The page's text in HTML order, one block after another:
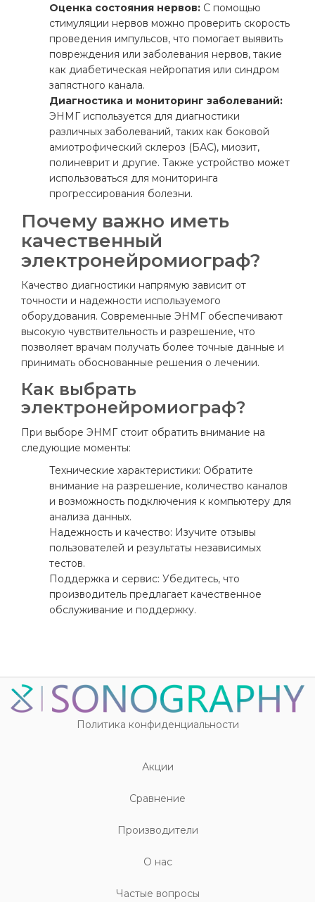
Оценка состояния нервов: С помощью
стимуляции нервов можно проверить скорость
проведения импульсов, что помогает выявить
повреждения или заболевания нервов, такие
как диабетическая нейропатия или синдром
запястного канала.
Диагностика и мониторинг заболеваний:
ЭНМГ используется для диагностики
различных заболеваний, таких как боковой
амиотрофический склероз (БАС), миозит,
полиневрит и другие. Также устройство может
использоваться для мониторинга
прогрессирования болезни.
Почему важно иметь
качественный
электронейромиограф?
Качество диагностики напрямую зависит от
точности и надежности используемого
оборудования. Современные ЭНМГ обеспечивают
высокую чувствительность и разрешение, что
позволяет врачам получать более точные данные и
принимать обоснованные решения о лечении.
Как выбрать
электронейромиограф?
При выборе ЭНМГ стоит обратить внимание на
следующие моменты:
Технические характеристики: Обратите
внимание на разрешение, количество каналов
и возможность подключения к компьютеру для
анализа данных.
Надежность и качество: Изучите отзывы
пользователей и результаты независимых
тестов.
Поддержка и сервис: Убедитесь, что
производитель предлагает качественное
обслуживание и поддержку.
Политика конфиденциальности
Акции
Cравнение
Производители
О нас
Частые вопросы